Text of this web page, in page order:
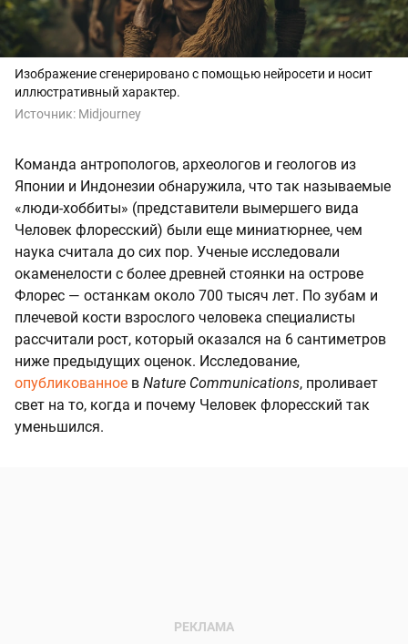
Изображение сгенерировано с помощью нейросети и носит
иллюстративный характер.
Источник: Midjourney
Команда антропологов, археологов и геологов из
Японии и Индонезии обнаружила, что так называемые
«люди-хоббиты» (представители вымершего вида
Человек флоресский) были еще миниатюрнее, чем
наука считала до сих пор. Ученые исследовали
окаменелости с более древней стоянки на острове
Флорес — останкам около 700 тысяч лет. По зубам и
плечевой кости взрослого человека специалисты
рассчитали рост, который оказался на 6 сантиметров
ниже предыдущих оценок. Исследование,
опубликованное в Nature Communications, проливает
свет на то, когда и почему Человек флоресский так
уменьшился.